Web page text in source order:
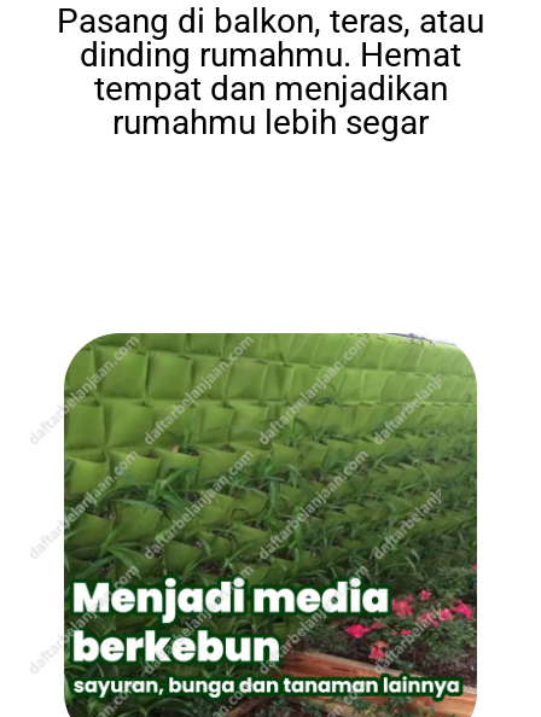
Pasang di balkon, teras, atau
dinding rumahmu. Hemat
tempat dan menjadikan
rumahmu lebih segar